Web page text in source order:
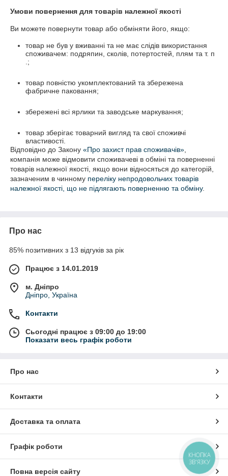
Умови повернення для товарів належної якості
Ви можете повернути товар або обміняти його, якщо:
товар не був у вживанні та не має слідів використання
споживачем: подряпин, сколів, потертостей, плям та т. п
.;
товар повністю укомплектований та збережена
фабричне паковання;
збережені всі ярлики та заводське маркування;
товар зберігає товарний вигляд та свої споживчі
властивості.
Відповідно до Закону «Про захист прав споживачів»
компанія може відмовити споживачеві в обміні та поверненні
товарів належної якості, якщо вони відносяться до категорій,
зазначеним в чинному переліку непродовольчих товарів
належної якості, що не підлягають поверненню та обміну.
Про нас
85% позитивних з 13 відгуків за рік
Працює з 14.01.2019
м. Дніпро
Дніпро, Україна
Контакти
Сьогодні працює з 09:00 до 19:00
Показати весь графік роботи
Про нас
Контакти
Доставка та оплата
Графік роботи
Повна версія сайту
КНОПКА
ЗВ'ЯЗКУ